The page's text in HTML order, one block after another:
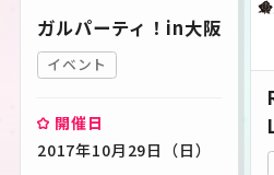
ガルパーティ！in大阪
イベント
開催日
2017年10月29日（日）